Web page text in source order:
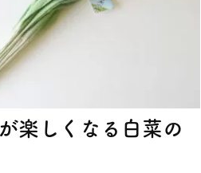
楽しくなる白菜の